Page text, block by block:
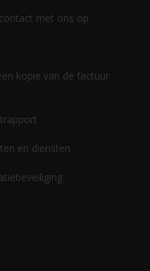
met ons op
kopie van de factuur
en diensten